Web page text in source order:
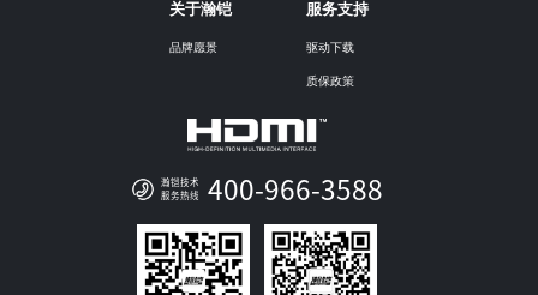
关于瀚铠
品牌愿景
服务支持
驱动下载
质保政策
瀚铠技术
服务热线
400-966-3588